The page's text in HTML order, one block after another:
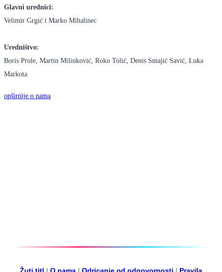
Glavni urednici:
Velimir Grgić i Marko Mihalinec
Uredništvo:
Boris Prole, Martin Milinković, Roko Tolić, Denis Smajić Savić, Luka
Markota
opširnije o nama